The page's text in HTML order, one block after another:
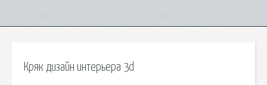
Кряк дизайн интерьера 3d